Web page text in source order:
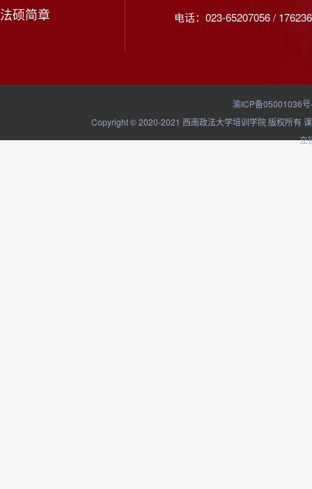
法硕简章
电话：023-65207056 /
渝ICP备05001036
Copyright © 2020-2021 西南政法大学培训学院 版权所有
立